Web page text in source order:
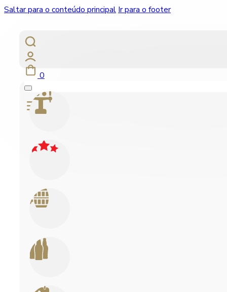
Saltar para o conteúdo principal Ir para o footer
0